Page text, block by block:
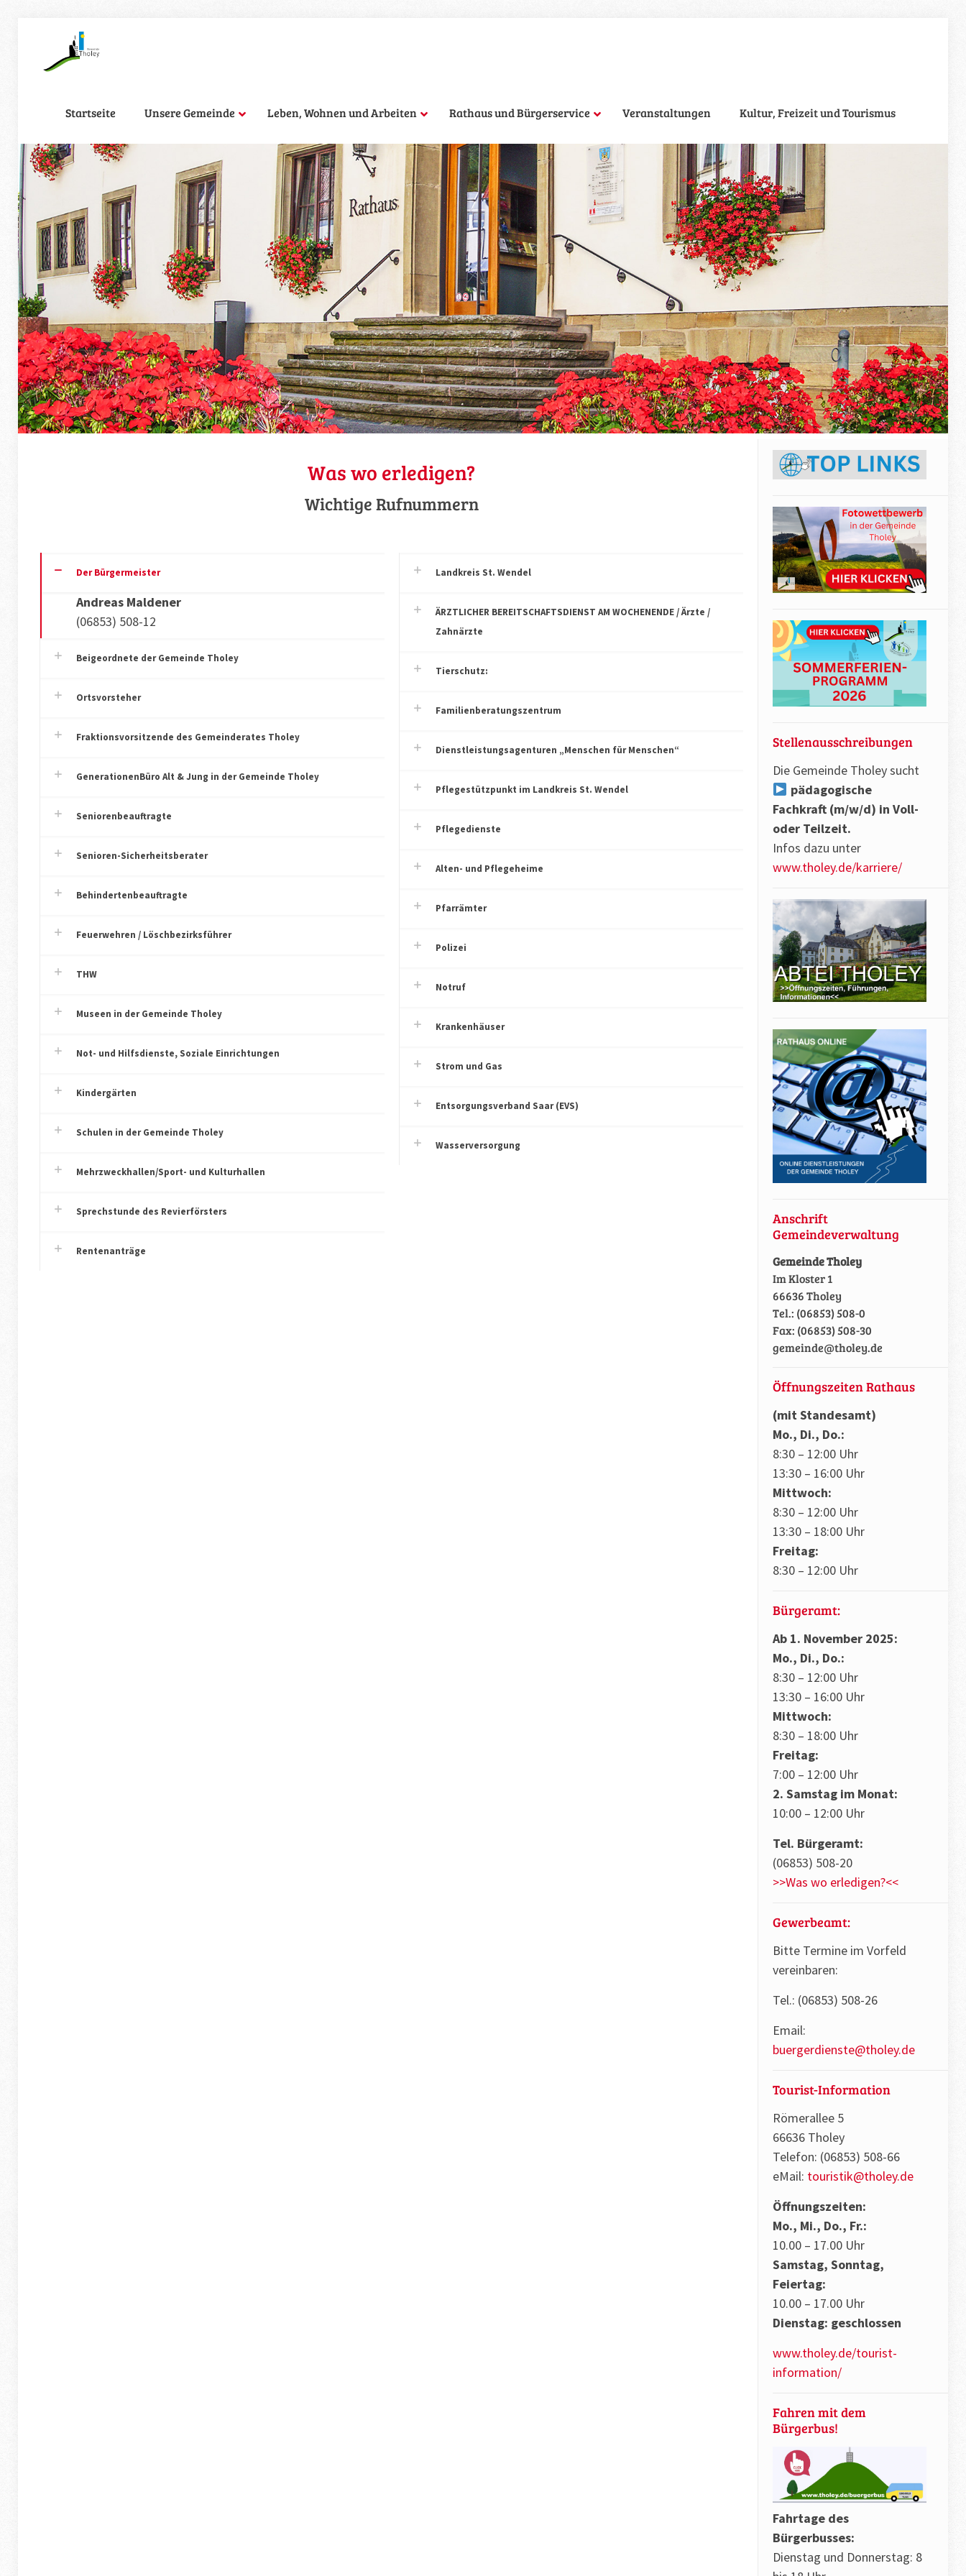
Startseite Unsere Gemeinde Leben, Wohnen und Arbeiten Rathaus und Bürgerservice Veranstaltungen Kultur, Freizeit und Tourismus
Was wo erledigen?
Wichtige Rufnummern
Der Bürgermeister
Andreas Maldener
(06853) 508-12
Beigeordnete der Gemeinde Tholey
Ortsvorsteher
Fraktionsvorsitzende des Gemeinderates Tholey
GenerationenBüro Alt & Jung in der Gemeinde Tholey
Seniorenbeauftragte
Senioren-Sicherheitsberater
Behindertenbeauftragte
Feuerwehren / Löschbezirksführer
THW
Museen in der Gemeinde Tholey
Not- und Hilfsdienste, Soziale Einrichtungen
Kindergärten
Schulen in der Gemeinde Tholey
Mehrzweckhallen/Sport- und Kulturhallen
Sprechstunde des Revierförsters
Rentenanträge
Landkreis St. Wendel
ÄRZTLICHER BEREITSCHAFTSDIENST AM WOCHENENDE / Ärzte /
Zahnärzte
Tierschutz:
Familienberatungszentrum
Dienstleistungsagenturen „Menschen für Menschen“
Pflegestützpunkt im Landkreis St. Wendel
Pflegedienste
Alten- und Pflegeheime
Pfarrämter
Polizei
Notruf
Krankenhäuser
Strom und Gas
Entsorgungsverband Saar (EVS)
Wasserversorgung
Stellenausschreibungen
Die Gemeinde Tholey sucht
pädagogische
Fachkraft (m/w/d) in Voll-
oder Teilzeit.
Infos dazu unter
www.tholey.de/karriere/
Anschrift
Gemeindeverwaltung
Gemeinde Tholey
Im Kloster 1
66636 Tholey
Tel.: (06853) 508-0
Fax: (06853) 508-30
gemeinde@tholey.de
Öffnungszeiten Rathaus
(mit Standesamt)
Mo., Di., Do.:
8:30 – 12:00 Uhr
13:30 – 16:00 Uhr
Mittwoch:
8:30 – 12:00 Uhr
13:30 – 18:00 Uhr
Freitag:
8:30 – 12:00 Uhr
Bürgeramt:
Ab 1. November 2025:
Mo., Di., Do.:
8:30 – 12:00 Uhr
13:30 – 16:00 Uhr
Mittwoch:
8:30 – 18:00 Uhr
Freitag:
7:00 – 12:00 Uhr
2. Samstag im Monat:
10:00 – 12:00 Uhr
Tel. Bürgeramt:
(06853) 508-20
>>Was wo erledigen?<<
Gewerbeamt:
Bitte Termine im Vorfeld
vereinbaren:
Tel.: (06853) 508-26
Email:
buergerdienste@tholey.de
Tourist-Information
Römerallee 5
66636 Tholey
Telefon: (06853) 508-66
eMail: touristik@tholey.de
Öffnungszeiten:
Mo., Mi., Do., Fr.:
10.00 – 17.00 Uhr
Samstag, Sonntag,
Feiertag:
10.00 – 17.00 Uhr
Dienstag: geschlossen
www.tholey.de/tourist-
information/
Fahren mit dem
Bürgerbus!
Fahrtage des
Bürgerbusses:
Dienstag und Donnerstag: 8